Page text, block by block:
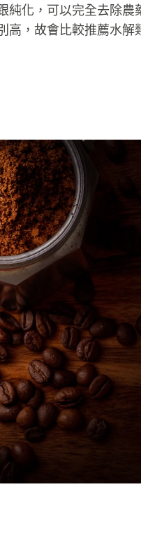
純化，可以完全去除農
高，故會比較推薦水解